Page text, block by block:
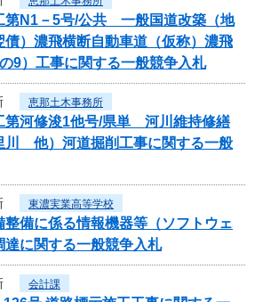
第N1－5号/公共 一般国道改築（地
債）濃飛横断自動車道（仮称）濃飛
9）工事に関する一般競争入札
恵那土木事務所
第河修浚1他号/県単 河川維持修繕
川 他）河道掘削工事に関する一般
東濃実業高等学校
整備に係る情報機器等（ソフトウェ
達に関する一般競争入札
会計課